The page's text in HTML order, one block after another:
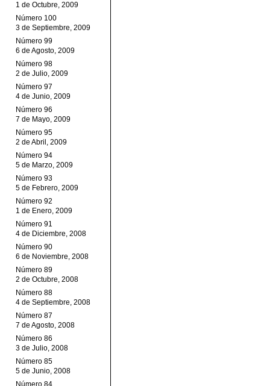
1 de Octubre, 2009
Número 100
3 de Septiembre, 2009
Número 99
6 de Agosto, 2009
Número 98
2 de Julio, 2009
Número 97
4 de Junio, 2009
Número 96
7 de Mayo, 2009
Número 95
2 de Abril, 2009
Número 94
5 de Marzo, 2009
Número 93
5 de Febrero, 2009
Número 92
1 de Enero, 2009
Número 91
4 de Diciembre, 2008
Número 90
6 de Noviembre, 2008
Número 89
2 de Octubre, 2008
Número 88
4 de Septiembre, 2008
Número 87
7 de Agosto, 2008
Número 86
3 de Julio, 2008
Número 85
5 de Junio, 2008
Número 84